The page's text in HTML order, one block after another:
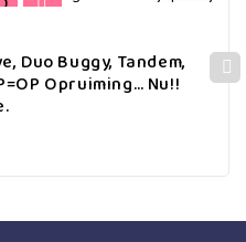
Duo Buggy, Tandem,
Opruiming… Nu!!